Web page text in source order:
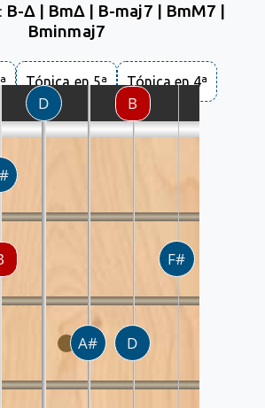
B-Δ | BmΔ | B-maj7 | BmM7 |
Bminmaj7
Tónica en 5ª Tónica en 4ª